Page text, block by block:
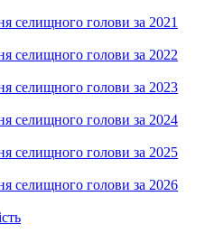
селищного голови за 2021
селищного голови за 2022
селищного голови за 2023
селищного голови за 2024
селищного голови за 2025
селищного голови за 2026